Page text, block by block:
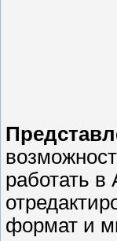
работать в
формат и